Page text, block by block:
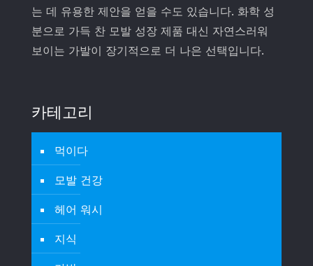
는 데 유용한 제안을 얻을 수도 있습니다. 화학 성
분으로 가득 찬 모발 성장 제품 대신 자연스러워
보이는 가발이 장기적으로 더 나은 선택입니다.
카테고리
먹이다
모발 건강
헤어 워시
지식